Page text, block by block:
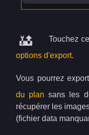
Touchez
options d'export.
Vous pourrez
du plan sans les
récupérer les
(fichier data